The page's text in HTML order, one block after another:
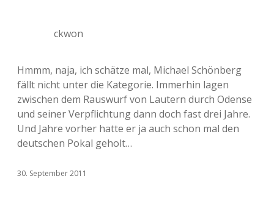
ckwon
Hmmm, naja, ich schätze mal, Michael Schönberg
fällt nicht unter die Kategorie. Immerhin lagen
zwischen dem Rauswurf von Lautern durch Odense
und seiner Verpflichtung dann doch fast drei Jahre.
Und Jahre vorher hatte er ja auch schon mal den
deutschen Pokal geholt…
30. September 2011